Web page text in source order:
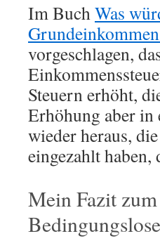
Im BuchWas
vorgeschlagen,
Steuern erhöht,
Erhöhung aber in
wieder heraus,
eingezahlt haben,
Mein Fazit